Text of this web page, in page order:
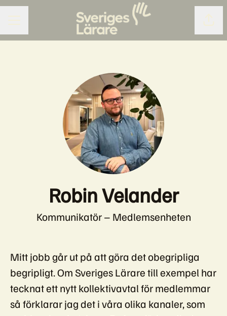
KARRIÄRMENY Dela
Robin Velander
Kommunikatör – Medlemsenheten
Mitt jobb går ut på att göra det obegripliga
begripligt. Om Sveriges Lärare till exempel har
tecknat ett nytt kollektivavtal för medlemmar
så förklarar jag det i våra olika kanaler, som